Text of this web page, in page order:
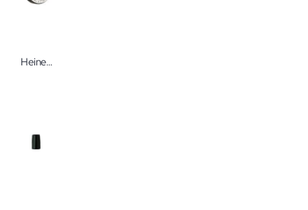
Heine DELTAone Dermatoskop-Kontaktscheibe